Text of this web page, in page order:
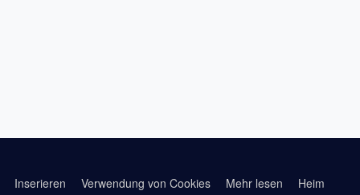
Inserieren Verwendung von Cookies Mehr lesen Heim